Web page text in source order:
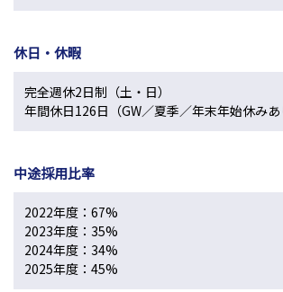
休日・休暇
完全週休2日制（土・日）
年間休日126日（GW／夏季／年末年始休みあ
中途採用比率
2022年度：67%
2023年度：35%
2024年度：34%
2025年度：45%